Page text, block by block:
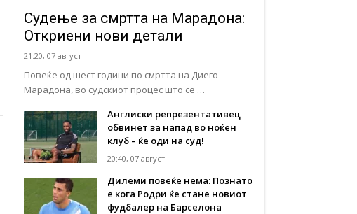
Судење за смртта на Марадона:
Откриени нови детали
21:20, 07 август
Повеќе од шест години по смртта на Диего
Марадона, во судскиот процес што се …
Англиски репрезентативец
обвинет за напад во ноќен
клуб – ќе оди на суд!
20:40, 07 август
Дилеми повеќе нема: Познато
е кога Родри ќе стане новиот
фудбалер на Барселона